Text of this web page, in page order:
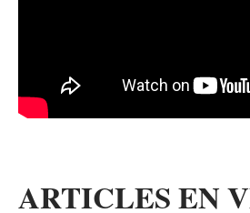
ARTICLES EN